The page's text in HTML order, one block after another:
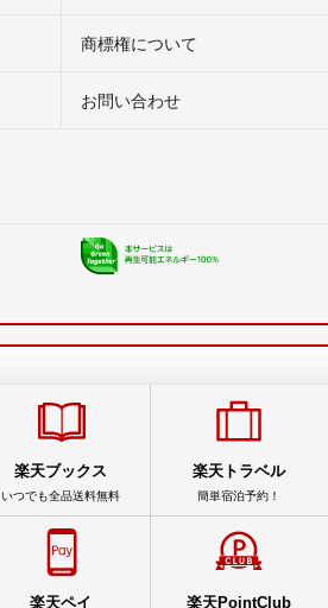
商標権について
お問い合わせ
楽天ブックス
いつでも全品送料無料
楽天トラベル
簡単宿泊予約！
楽天ペイ 楽天PointClub